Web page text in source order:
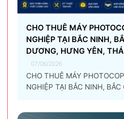
CHO THUÊ MÁY
NGHIỆP TẠI BẮC NINH,
DƯƠNG, HƯNG YÊN,
07/06/2026
CHO THUÊ MÁY
NGHIỆP TẠI BẮC NINH, BẮC